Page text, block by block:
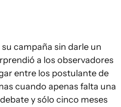
campaña sin darle un
a los observadores
entre los postulante de
cuando apenas falta una
y sólo cinco meses